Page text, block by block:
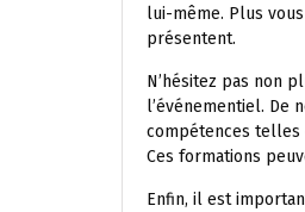
lui-même. Plus
présentent.
N’hésitez pas non
l’événementiel. De
compétences telles
Ces formations
Enfin, il est